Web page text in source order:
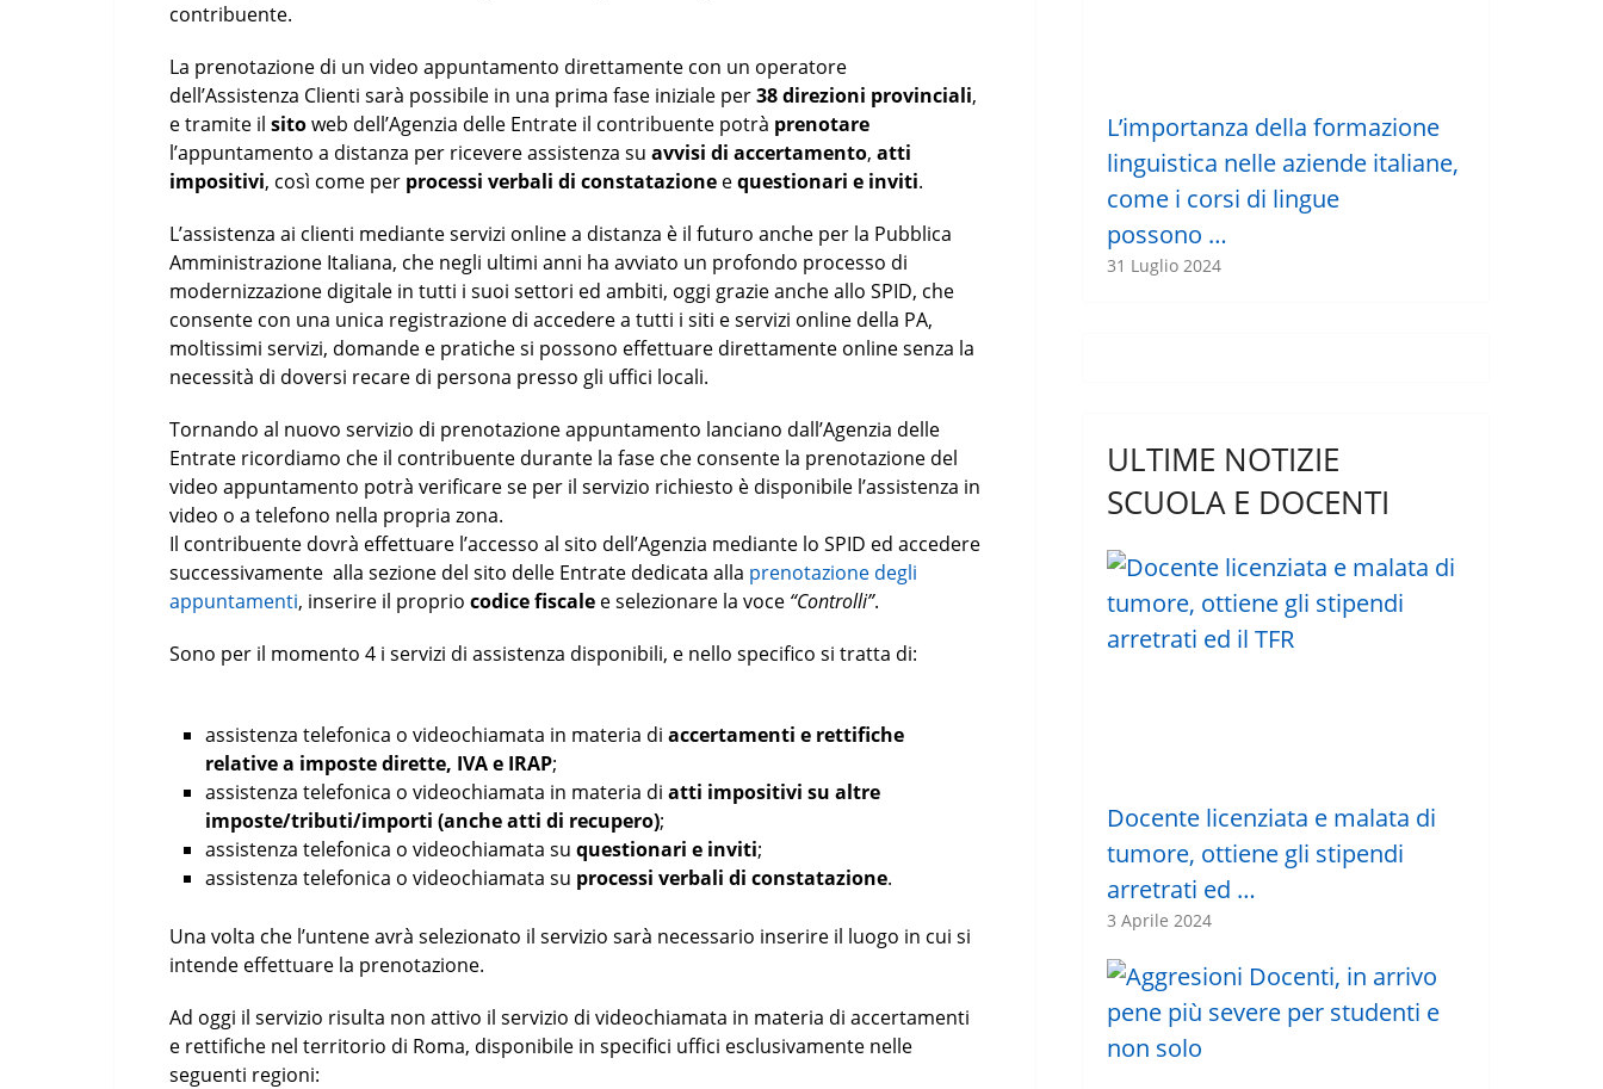
contribuente.
La prenotazione di un video appuntamento direttamente con un operatore
dell’Assistenza Clienti sarà possibile in una prima fase iniziale per38 direzioni provinciali,
e tramite il sitoweb dell’Agenzia delle Entrate il contribuente potrà prenotare
l’appuntamento a distanza per ricevere assistenza su avvisi di accertamento, atti
impositivi, così come per processi verbali di constatazione equestionari e inviti.
L’assistenza ai clienti mediante servizi online a distanza è il futuro anche per la Pubblica
Amministrazione Italiana, che negli ultimi anni ha avviato un profondo processo di
modernizzazione digitale in tutti i suoi settori ed ambiti, oggi grazie anche allo SPID, che
consente con una unica registrazione di accedere a tutti i siti e servizi online della PA,
moltissimi servizi, domande e pratiche si possono effettuare direttamente online senza la
necessità di doversi recare di persona presso gli uffici locali.
Tornando al nuovo servizio di prenotazione appuntamento lanciano dall’Agenzia delle
Entrate ricordiamo che il contribuente durante la fase che consente la prenotazione del
video appuntamento potrà verificare se per il servizio richiesto è disponibile l’assistenza in
video o a telefono nella propria zona.
Il contribuente dovrà effettuare l’accesso al sito dell’Agenzia mediante lo SPID ed accedere
successivamente alla sezione del sito delle Entrate dedicata alla prenotazione degli
appuntamenti, inserire il proprio codice fiscale e selezionare la voce “Controlli”.
Sono per il momento 4 i servizi di assistenza disponibili, e nello specifico si tratta di:
assistenza telefonica o videochiamata in materia diaccertamenti e rettifiche
relative a imposte dirette, IVA e IRAP;
assistenza telefonica o videochiamata in materia diatti impositivi su altre
imposte/tributi/importi (anche atti di recupero);
assistenza telefonica o videochiamata suquestionari e inviti;
assistenza telefonica o videochiamata su processi verbali di constatazione.
Una volta che l’untene avrà selezionato il servizio sarà necessario inserire il luogo in cui si
intende effettuare la prenotazione.
Ad oggi il servizio risulta non attivo il servizio di videochiamata in materia di accertamenti
e rettifiche nel territorio di Roma, disponibile in specifici uffici esclusivamente nelle
seguenti regioni:
L’importanza della formazione
linguistica nelle aziende italiane,
come i corsi di lingue
possono …
31 Luglio 2024
ULTIME NOTIZIE
SCUOLA E DOCENTI
Docente licenziata e malata di
tumore, ottiene gli stipendi
arretrati ed …
3 Aprile 2024